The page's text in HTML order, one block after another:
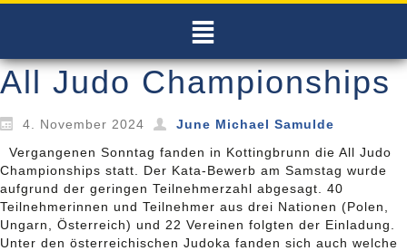
All Judo Championships
4. November 2024
June Michael Samulde
Vergangenen Sonntag fanden in Kottingbrunn die All Judo
Championships statt. Der Kata-Bewerb am Samstag wurde
aufgrund der geringen Teilnehmerzahl abgesagt. 40
Teilnehmerinnen und Teilnehmer aus drei Nationen (Polen,
Ungarn, Österreich) und 22 Vereinen folgten der Einladung.
Unter den österreichischen Judoka fanden sich auch welche